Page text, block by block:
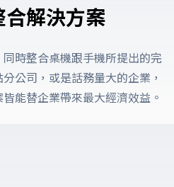
解決方案
時整合桌機跟手機所提出的完
公司，或是話務量大的企業，
能替企業帶來最大經濟效益。